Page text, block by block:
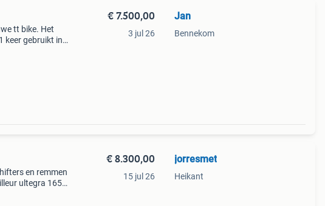
tt bike. Het
keer gebruikt in
€ 7.500,00
3 jul 26
Jan
Bennekom
en remmen
ultegra 165
€ 8.300,00
15 jul 26
jorresmet
Heikant